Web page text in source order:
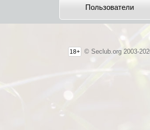
Пользователи
18+ © Seclub.org 2003-